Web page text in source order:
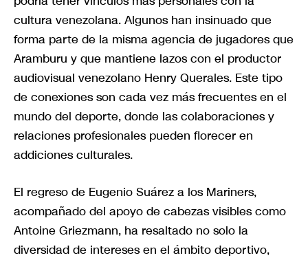
cultura venezolana. Algunos han insinuado que
forma parte de la misma agencia de jugadores que
Aramburu y que mantiene lazos con el productor
audiovisual venezolano Henry Querales. Este tipo
de conexiones son cada vez más frecuentes en el
mundo del deporte, donde las colaboraciones y
relaciones profesionales pueden florecer en
addiciones culturales.
El regreso de Eugenio Suárez a los Mariners,
acompañado del apoyo de cabezas visibles como
Antoine Griezmann, ha resaltado no solo la
diversidad de intereses en el ámbito deportivo,